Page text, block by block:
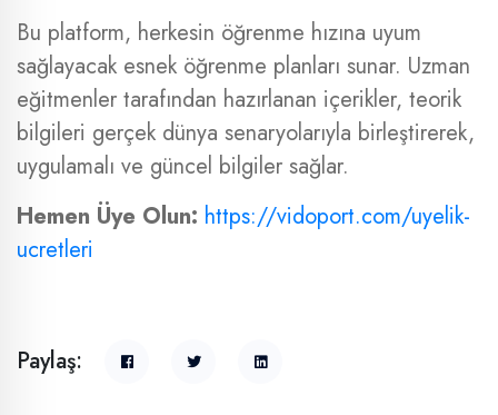
Bu platform, herkesin öğrenme hızına uyum
sağlayacak esnek öğrenme planları sunar. Uzman
eğitmenler tarafından hazırlanan içerikler, teorik
bilgileri gerçek dünya senaryolarıyla birleştirerek,
uygulamalı ve güncel bilgiler sağlar.
Hemen Üye Olun: https://vidoport.com/uyelik-
ucretleri
Paylaş: